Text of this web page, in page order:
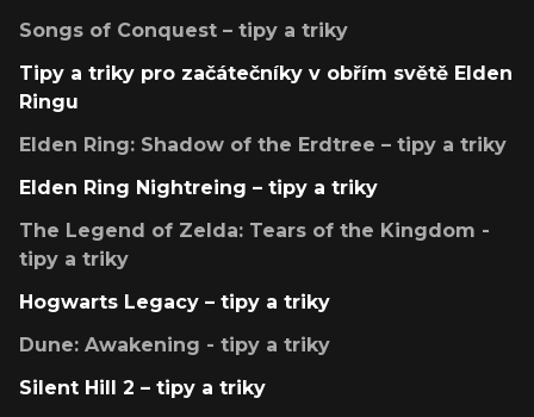
Songs of Conquest – tipy a triky
Tipy a triky pro začátečníky v obřím světě Elden
Ringu
Elden Ring: Shadow of the Erdtree – tipy a triky
Elden Ring Nightreing – tipy a triky
The Legend of Zelda: Tears of the Kingdom -
tipy a triky
Hogwarts Legacy – tipy a triky
Dune: Awakening - tipy a triky
Silent Hill 2 – tipy a triky